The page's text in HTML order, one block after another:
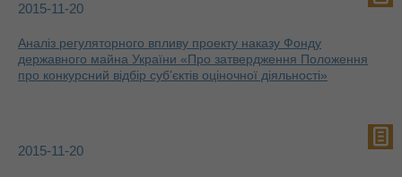
2015-11-20
Аналіз регуляторного впливу проекту наказу Фонду
державного майна України «Про затвердження Положення
про конкурсний відбір суб’єктів оціночної діяльності»
2015-11-20